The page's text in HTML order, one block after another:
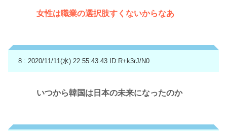
女性は職業の選択肢すくないからなあ
8 : 2020/11/11(水) 22:55:43.43 ID:R+k3rJ/N0
いつから韓国は日本の未来になったのか